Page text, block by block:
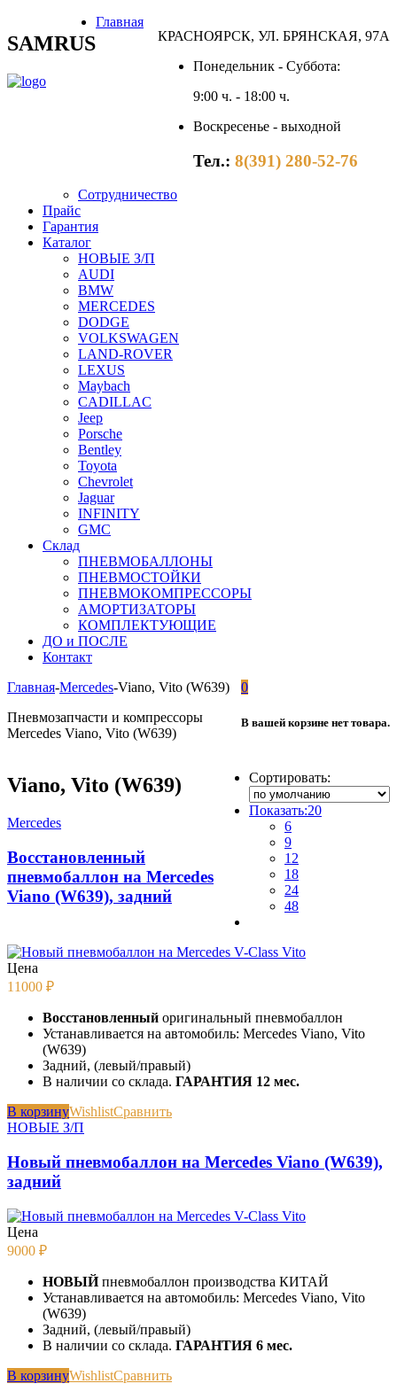
SAMRUS
КРАСНОЯРСК, УЛ. БРЯНСКАЯ, 97А
Понедельник - Суббота:
9:00 ч. - 18:00 ч.
Воскресенье - выходной
Тел.: 8(391) 280-52-76
Главная
Сотрудничество
Прайс
Гарантия
Каталог
НОВЫЕ З/П
AUDI
BMW
MERCEDES
DODGE
VOLKSWAGEN
LAND-ROVER
LEXUS
Maybach
CADILLAC
Jeep
Porsche
Bentley
Toyota
Chevrolet
Jaguar
INFINITY
GMC
Склад
ПНЕВМОБАЛЛОНЫ
ПНЕВМОСТОЙКИ
ПНЕВМОКОМПРЕССОРЫ
АМОРТИЗАТОРЫ
КОМПЛЕКТУЮЩИЕ
ДО и ПОСЛЕ
Контакт
0
В вашей корзине нет товара.
Главная-Mercedes-Viano, Vito (W639)
Пневмозапчасти и компрессоры
Mercedes Viano, Vito (W639)
Viano, Vito (W639) Сортировать:
Показать:20
6
9
12
18
24
48
Mercedes
Восстановленный
пневмобаллон на Mercedes
Viano (W639), задний
Цена
11000 ₽
Восстановленный оригинальный пневмобаллон
Устанавливается на автомобиль: Mercedes Viano, Vito
(W639)
Задний, (левый/правый)
В наличии со склада. ГАРАНТИЯ 12 мес.
В корзинуWishlistСравнить
НОВЫЕ З/П
Новый пневмобаллон на Mercedes Viano (W639),
задний
Цена
9000 ₽
НОВЫЙпневмобаллон производства КИТАЙ
Устанавливается на автомобиль: Mercedes Viano, Vito
(W639)
Задний, (левый/правый)
В наличии со склада. ГАРАНТИЯ 6 мес.
В корзинуWishlistСравнить